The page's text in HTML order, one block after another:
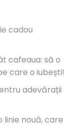
cadou
cafeaua: să o
care o iubești!
adevărații
linie nouă, care